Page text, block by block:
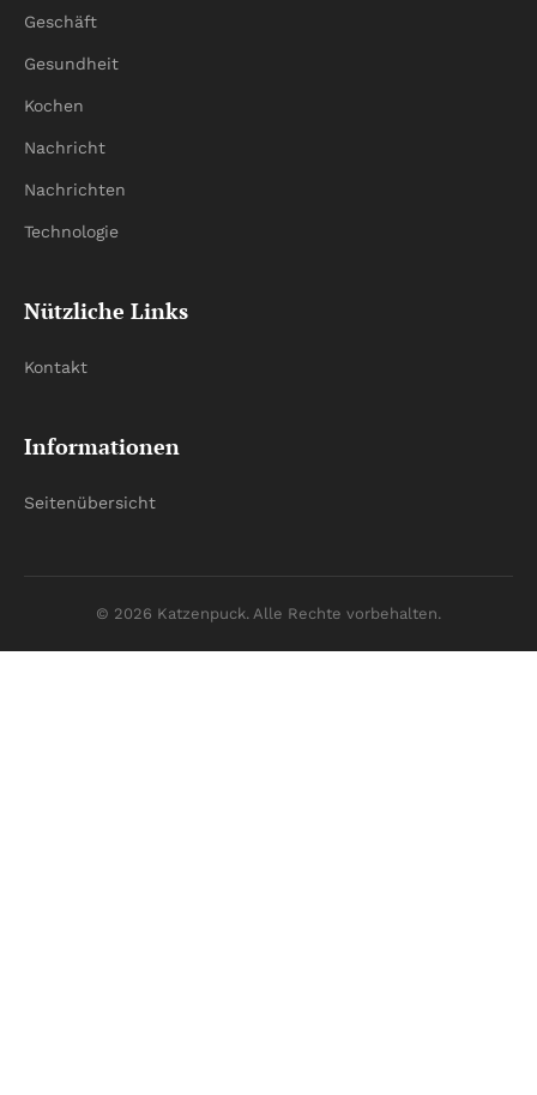
Geschäft
Gesundheit
Kochen
Nachricht
Nachrichten
Technologie
Nützliche Links
Kontakt
Informationen
Seitenübersicht
© 2026 Katzenpuck. Alle Rechte vorbehalten.